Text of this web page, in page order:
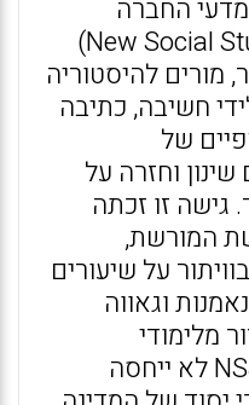
החברה
החדשים" (New Social Studies – NSS)
להיסטוריה
חשיבה, כתיבה
של
וחזרה על
גישה זו זכתה
המורשת,
על שיעורים
וגאווה
מלימודי
ההיסטוריה. נטען, כי ה-NSS לא ייחסה